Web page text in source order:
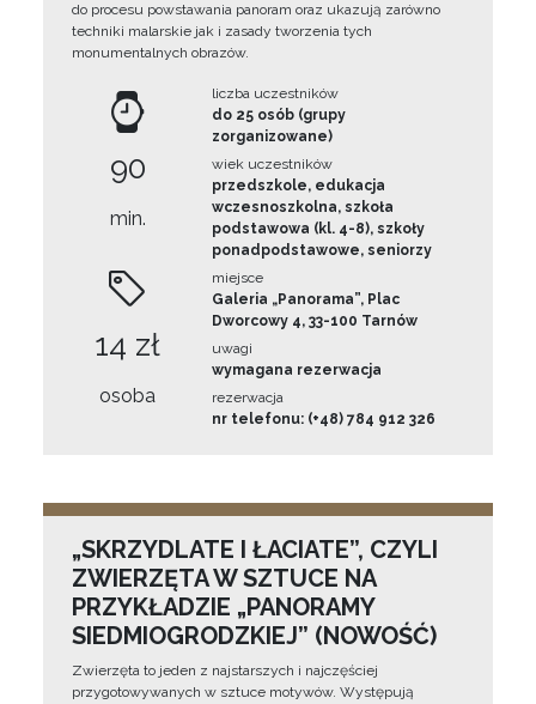
do procesu powstawania panoram oraz ukazują zarówno
techniki malarskie jak i zasady tworzenia tych
monumentalnych obrazów.
90
min.
14 zł
osoba
liczba uczestników
do 25 osób (grupy
zorganizowane)
wiek uczestników
przedszkole, edukacja
wczesnoszkolna, szkoła
podstawowa (kl. 4-8), szkoły
ponadpodstawowe, seniorzy
miejsce
Galeria „Panorama”, Plac
Dworcowy 4, 33-100 Tarnów
uwagi
wymagana rezerwacja
rezerwacja
nr telefonu: (+48) 784 912 326
„SKRZYDLATE I ŁACIATE”, CZYLI
ZWIERZĘTA W SZTUCE NA
PRZYKŁADZIE „PANORAMY
SIEDMIOGRODZKIEJ” (NOWOŚĆ)
Zwierzęta to jeden z najstarszych i najczęściej
przygotowywanych w sztuce motywów. Występują